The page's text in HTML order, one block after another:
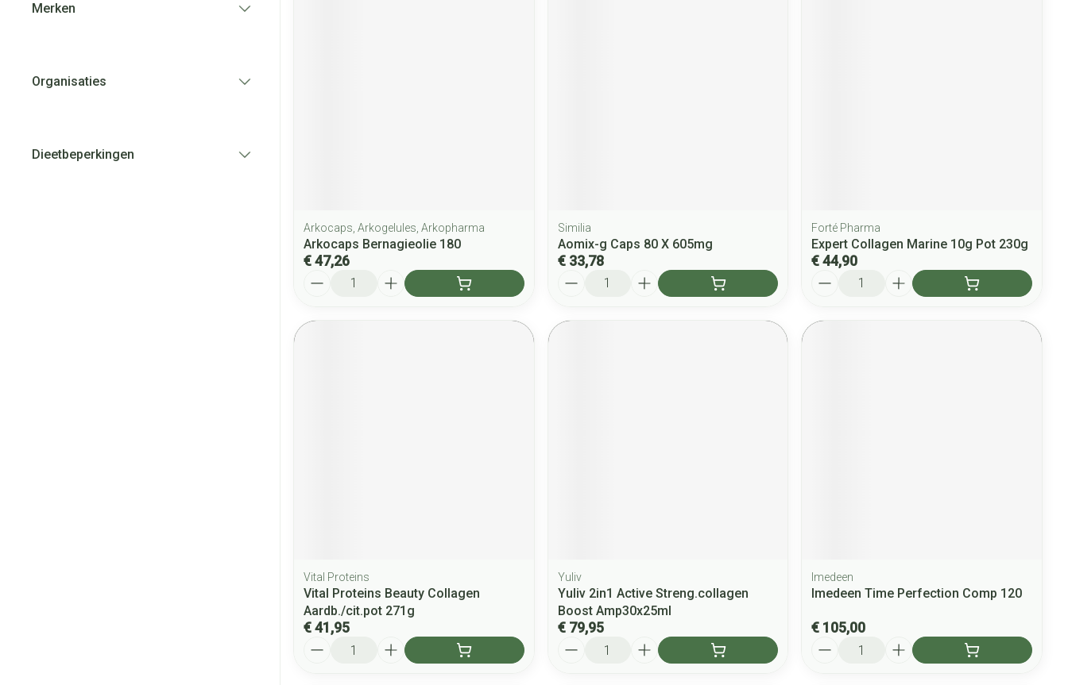
Merken
Organisaties
Dieetbeperkingen
Arkocaps, Arkogelules, Arkopharma
Arkocaps Bernagieolie 180
€ 47,26
Similia
Aomix-g Caps 80 X 605mg
€ 33,78
Forté Pharma
Expert Collagen Marine 10g Pot 230g
€ 44,90
Vital Proteins
Vital Proteins Beauty Collagen
Aardb./cit.pot 271g
€ 41,95
Yuliv
Yuliv 2in1 Active Streng.collagen
Boost Amp30x25ml
€ 79,95
Imedeen
Imedeen Time Perfection Comp 120
€ 105,00